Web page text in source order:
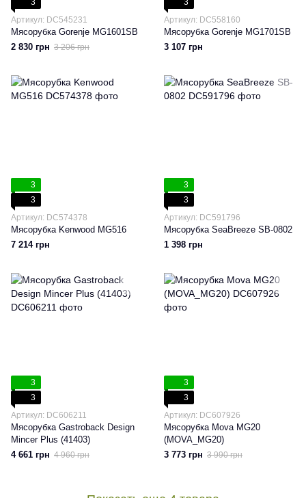
3
Артикул: DC545231
Мясорубка Gorenje MG1601SB
2 830 грн 3 206 грн
3
Артикул: DC558160
Мясорубка Gorenje MG1701SB
3 107 грн
3
3
Артикул: DC574378
Мясорубка Kenwood MG516
7 214 грн
3
3
Артикул: DC591796
Мясорубка SeaBreeze SB-0802
1 398 грн
3
3
Артикул: DC606211
Мясорубка Gastroback Design
Mincer Plus (41403)
4 661 грн 4 960 грн
3
3
Артикул: DC607926
Мясорубка Mova MG20
(MOVA_MG20)
3 773 грн 3 990 грн